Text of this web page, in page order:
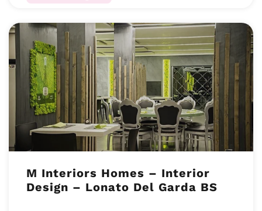
M Interiors Homes – Interior
Design – Lonato Del Garda BS